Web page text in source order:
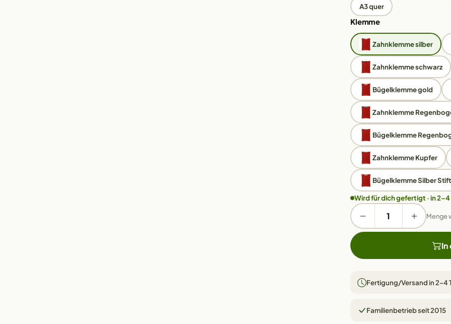
A3 quer
Klemme
Zahnklemme silber
Zahnklemme schwarz
Bügelklemme gold
Zahnklemme
Bügelklemme
Zahnklemme Kupfer
Bügelklemme Silber
Wird für dich gefertigt · in 2–4
Menge
In
Fertigung/Versand in 2–4
Familienbetrieb seit 2015